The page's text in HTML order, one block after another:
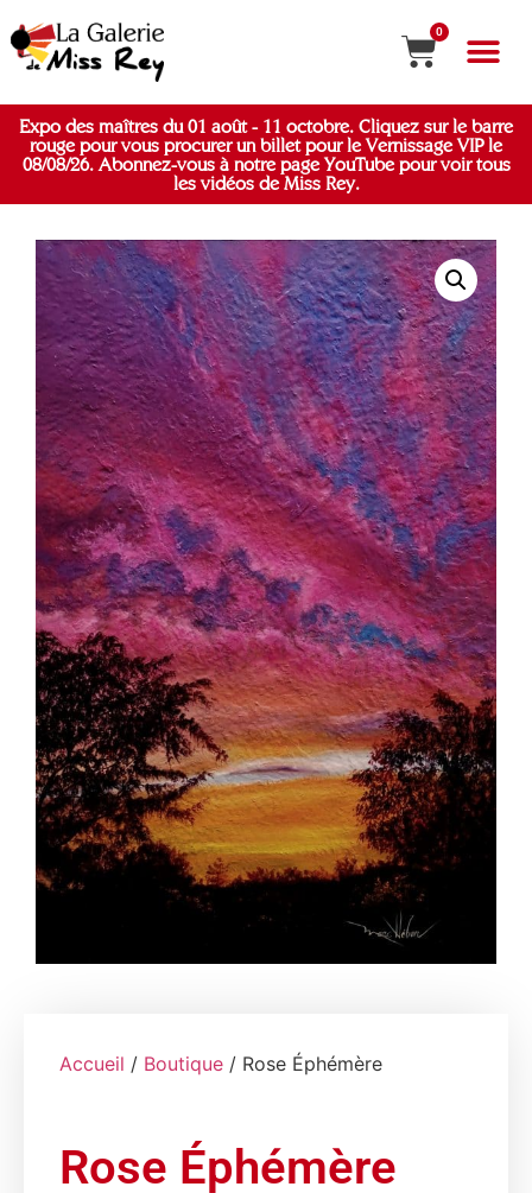
0
Expo des maîtres du 01 août - 11 octobre. Cliquez sur le barre
rouge pour vous procurer un billet pour le Vernissage VIP le
08/08/26. Abonnez-vous à notre page YouTube pour voir tous
les vidéos de Miss Rey.
Accueil / Boutique / Rose Éphémère
Rose Éphémère